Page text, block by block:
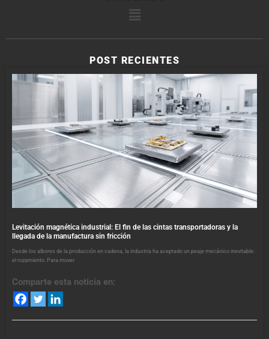
POST RECIENTES
Levitación magnética industrial: El fin de las cintas transportadoras y la
llegada de la manufactura sin fricción
Desde los albores de la producción en cadena, la industria ha aceptado un peaje mecánico inevitable:
el rozamiento. Para mover
Comparte esta noticia en: